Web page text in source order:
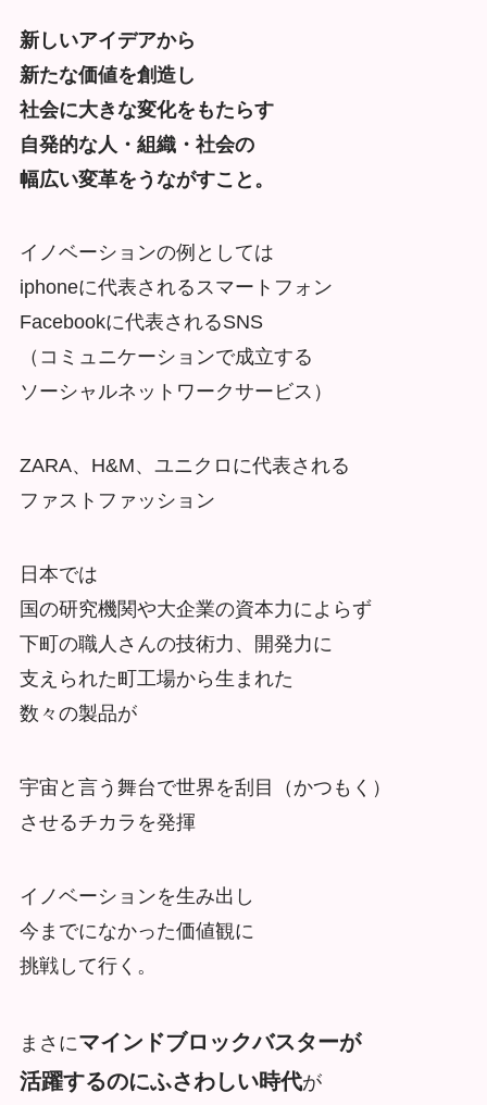
新しいアイデアから
新たな価値を創造し
社会に大きな変化をもたらす
自発的な人・組織・社会の
幅広い変革をうながすこと。
イノベーションの例としては
iphoneに代表されるスマートフォン
Facebookに代表されるSNS
（コミュニケーションで成立する
ソーシャルネットワークサービス）
ZARA、H&M、ユニクロに代表される
ファストファッション
日本では
国の研究機関や大企業の資本力によらず
下町の職人さんの技術力、開発力に
支えられた町工場から生まれた
数々の製品が
宇宙と言う舞台で世界を刮目（かつもく）
させるチカラを発揮
イノベーションを生み出し
今までになかった価値観に
挑戦して行く。
まさにマインドブロックバスターが
活躍するのにふさわしい時代が